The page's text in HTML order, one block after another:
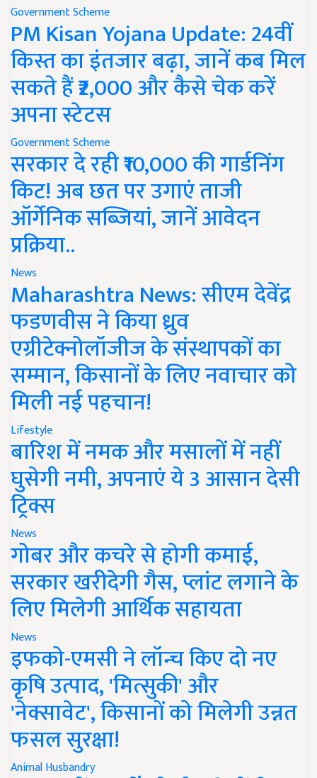
Government Scheme
PM Kisan Yojana Update: 24वीं
किस्त का इंतजार बढ़ा, जानें कब मिल
सकते हैं ₹2,000 और कैसे चेक करें
अपना स्टेटस
Government Scheme
सरकार दे रही ₹10,000 की गार्डनिंग
किट! अब छत पर उगाएं ताजी
ऑर्गेनिक सब्जियां, जानें आवेदन
प्रक्रिया..
News
Maharashtra News: सीएम देवेंद्र
फडणवीस ने किया ध्रुव
एग्रीटेक्नोलॉजीज के संस्थापकों का
सम्मान, किसानों के लिए नवाचार को
मिली नई पहचान!
Lifestyle
बारिश में नमक और मसालों में नहीं
घुसेगी नमी, अपनाएं ये 3 आसान देसी
ट्रिक्स
News
गोबर और कचरे से होगी कमाई,
सरकार खरीदेगी गैस, प्लांट लगाने के
लिए मिलेगी आर्थिक सहायता
News
इफको-एमसी ने लॉन्च किए दो नए
कृषि उत्पाद, 'मित्सुकी' और
'नेक्सावेट', किसानों को मिलेगी उन्नत
फसल सुरक्षा!
Animal Husbandry